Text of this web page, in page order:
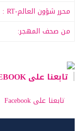
محرر شؤون العالم-RT :
من صحف المهجر:
تابعنا على FACEBOOK
تابعنا على Facebook